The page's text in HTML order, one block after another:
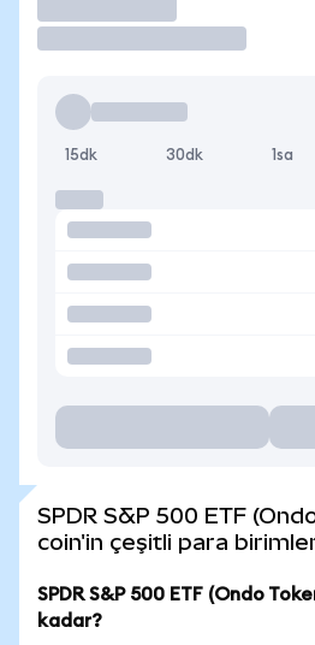
15dk 30dk 1sa
SPDR S&P 500 ETF
coin'in çeşitli para
SPDR S&P 500 ETF (Ondo
kadar?